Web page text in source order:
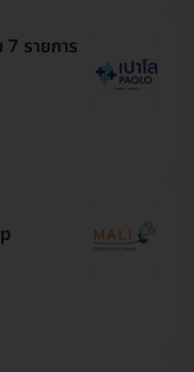
7 รายการ